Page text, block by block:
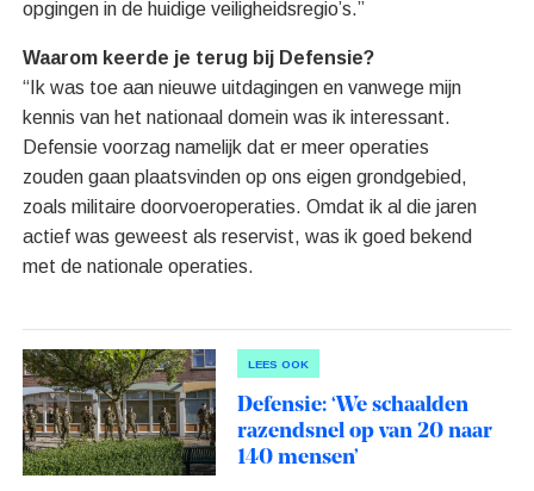
opgingen in de huidige veiligheidsregio’s.”
Waarom keerde je terug bij Defensie?
“Ik was toe aan nieuwe uitdagingen en vanwege mijn
kennis van het nationaal domein was ik interessant.
Defensie voorzag namelijk dat er meer operaties
zouden gaan plaatsvinden op ons eigen grondgebied,
zoals militaire doorvoeroperaties. Omdat ik al die jaren
actief was geweest als reservist, was ik goed bekend
met de nationale operaties.
LEES OOK
Defensie: ‘We schaalden
razendsnel op van 20 naar
140 mensen’